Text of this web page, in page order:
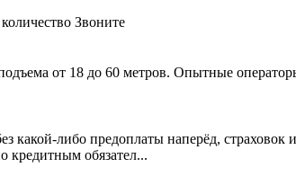
Звоните
от 18 до 60 метров. Опытные
либо предоплаты наперёд, страховок
кредитным обязател...